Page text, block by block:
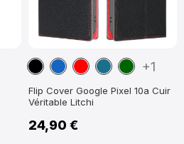
NoirBleuRouge
BleuVert +1
Flip Cover Google Pixel 10a Cuir
Véritable Litchi
24,90 €